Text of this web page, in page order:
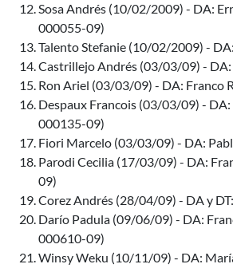
Sosa Andrés (10/02/2009) - DA:
000055-09)
Talento Stefanie (10/02/2009) -
Castrillejo Andrés (03/03/09) -
Ron Ariel (03/03/09) - DA: Franco
Despaux Francois (03/03/09) -
000135-09)
Fiori Marcelo (03/03/09) - DA:
Parodi Cecilia (17/03/09) - DA:
09)
Corez Andrés (28/04/09) - DA y
Darío Padula (09/06/09) - DA:
000610-09)
Winsy Weku (10/11/09) - DA: